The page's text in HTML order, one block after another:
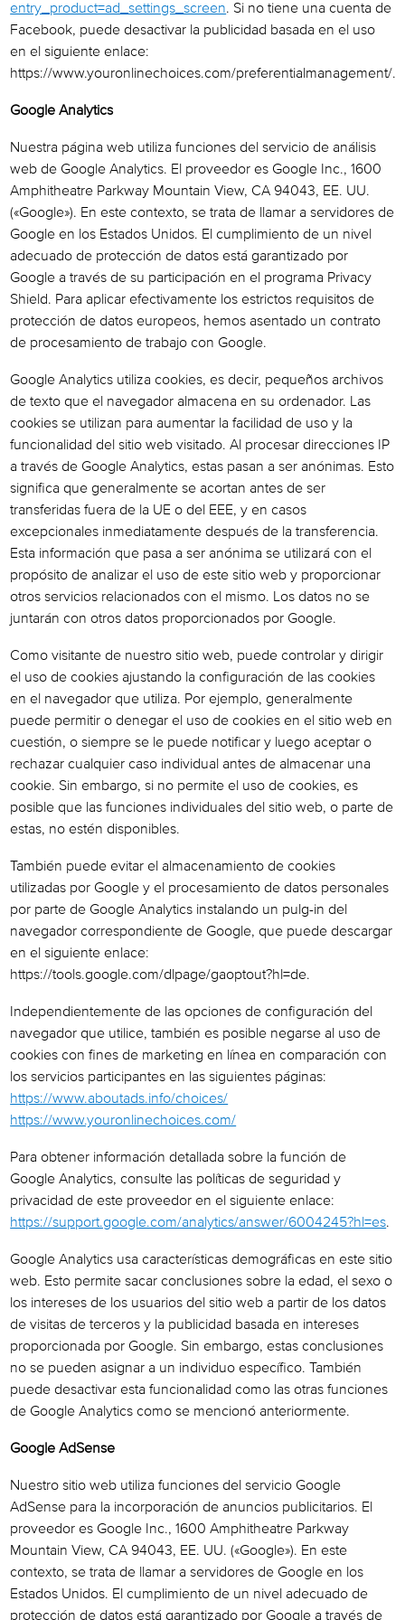
entry_product=ad_settings_screen. Si no tiene una cuenta de
Facebook, puede desactivar la publicidad basada en el uso
en el siguiente enlace:
https://www.youronlinechoices.com/preferentialmanagement/.
Google Analytics
Nuestra página web utiliza funciones del servicio de análisis
web de Google Analytics. El proveedor es Google Inc., 1600
Amphitheatre Parkway Mountain View, CA 94043, EE. UU.
(«Google»). En este contexto, se trata de llamar a servidores de
Google en los Estados Unidos. El cumplimiento de un nivel
adecuado de protección de datos está garantizado por
Google a través de su participación en el programa Privacy
Shield. Para aplicar efectivamente los estrictos requisitos de
protección de datos europeos, hemos asentado un contrato
de procesamiento de trabajo con Google.
Google Analytics utiliza cookies, es decir, pequeños archivos
de texto que el navegador almacena en su ordenador. Las
cookies se utilizan para aumentar la facilidad de uso y la
funcionalidad del sitio web visitado. Al procesar direcciones IP
a través de Google Analytics, estas pasan a ser anónimas. Esto
significa que generalmente se acortan antes de ser
transferidas fuera de la UE o del EEE, y en casos
excepcionales inmediatamente después de la transferencia.
Esta información que pasa a ser anónima se utilizará con el
propósito de analizar el uso de este sitio web y proporcionar
otros servicios relacionados con el mismo. Los datos no se
juntarán con otros datos proporcionados por Google.
Como visitante de nuestro sitio web, puede controlar y dirigir
el uso de cookies ajustando la configuración de las cookies
en el navegador que utiliza. Por ejemplo, generalmente
puede permitir o denegar el uso de cookies en el sitio web en
cuestión, o siempre se le puede notificar y luego aceptar o
rechazar cualquier caso individual antes de almacenar una
cookie. Sin embargo, si no permite el uso de cookies, es
posible que las funciones individuales del sitio web, o parte de
estas, no estén disponibles.
También puede evitar el almacenamiento de cookies
utilizadas por Google y el procesamiento de datos personales
por parte de Google Analytics instalando un pulg-in del
navegador correspondiente de Google, que puede descargar
en el siguiente enlace:
https://tools.google.com/dlpage/gaoptout?hl=de.
Independientemente de las opciones de configuración del
navegador que utilice, también es posible negarse al uso de
cookies con fines de marketing en línea en comparación con
los servicios participantes en las siguientes páginas:
https://www.aboutads.info/choices/
https://www.youronlinechoices.com/
Para obtener información detallada sobre la función de
Google Analytics, consulte las políticas de seguridad y
privacidad de este proveedor en el siguiente enlace:
https://support.google.com/analytics/answer/6004245?hl=es.
Google Analytics usa características demográficas en este sitio
web. Esto permite sacar conclusiones sobre la edad, el sexo o
los intereses de los usuarios del sitio web a partir de los datos
de visitas de terceros y la publicidad basada en intereses
proporcionada por Google. Sin embargo, estas conclusiones
no se pueden asignar a un individuo específico. También
puede desactivar esta funcionalidad como las otras funciones
de Google Analytics como se mencionó anteriormente.
Google AdSense
Nuestro sitio web utiliza funciones del servicio Google
AdSense para la incorporación de anuncios publicitarios. El
proveedor es Google Inc., 1600 Amphitheatre Parkway
Mountain View, CA 94043, EE. UU. («Google»). En este
contexto, se trata de llamar a servidores de Google en los
Estados Unidos. El cumplimiento de un nivel adecuado de
protección de datos está garantizado por Google a través de